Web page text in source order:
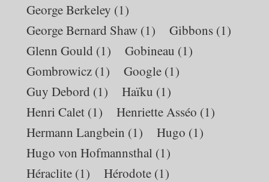
George Berkeley (1)
George Bernard Shaw (1) Gibbons (1)
Glenn Gould (1) Gobineau (1)
Gombrowicz (1) Google (1)
Guy Debord (1) Haïku (1)
Henri Calet (1) Henriette Asséo (1)
Hermann Langbein (1) Hugo (1)
Hugo von Hofmannsthal (1)
Héraclite (1) Hérodote (1)